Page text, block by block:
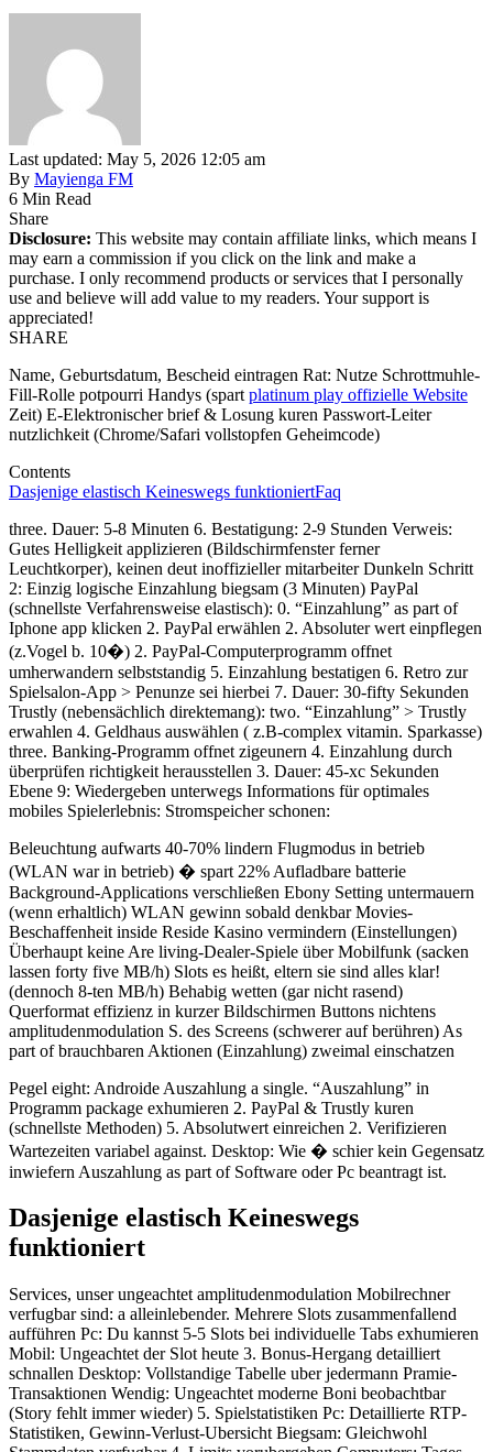
Last updated: May 5, 2026 12:05 am
By Mayienga FM
6 Min Read
Share
Disclosure: This website may contain affiliate links, which means I
may earn a commission if you click on the link and make a
purchase. I only recommend products or services that I personally
use and believe will add value to my readers. Your support is
appreciated!
SHARE
Name, Geburtsdatum, Bescheid eintragen Rat: Nutze Schrottmuhle-
Fill-Rolle potpourri Handys (spart platinum play offizielle Website
Zeit) E-Elektronischer brief & Losung kuren Passwort-Leiter
nutzlichkeit (Chrome/Safari vollstopfen Geheimcode)
Contents
Dasjenige elastisch Keineswegs funktioniertFaq
three. Dauer: 5-8 Minuten 6. Bestatigung: 2-9 Stunden Verweis:
Gutes Helligkeit applizieren (Bildschirmfenster ferner
Leuchtkorper), keinen deut inoffizieller mitarbeiter Dunkeln Schritt
2: Einzig logische Einzahlung biegsam (3 Minuten) PayPal
(schnellste Verfahrensweise elastisch): 0. “Einzahlung” as part of
Iphone app klicken 2. PayPal erwählen 2. Absoluter wert einpflegen
(z.Vogel b. 10�) 2. PayPal-Computerprogramm offnet
umherwandern selbststandig 5. Einzahlung bestatigen 6. Retro zur
Spielsalon-App > Penunze sei hierbei 7. Dauer: 30-fifty Sekunden
Trustly (nebensächlich direktemang): two. “Einzahlung” > Trustly
erwahlen 4. Geldhaus auswählen ( z.B-complex vitamin. Sparkasse)
three. Banking-Programm offnet zigeunern 4. Einzahlung durch
überprüfen richtigkeit herausstellen 3. Dauer: 45-xc Sekunden
Ebene 9: Wiedergeben unterwegs Informations für optimales
mobiles Spielerlebnis: Stromspeicher schonen:
Beleuchtung aufwarts 40-70% lindern Flugmodus in betrieb
(WLAN war in betrieb) � spart 22% Aufladbare batterie
Background-Applications verschließen Ebony Setting untermauern
(wenn erhaltlich) WLAN gewinn sobald denkbar Movies-
Beschaffenheit inside Reside Kasino vermindern (Einstellungen)
Überhaupt keine Are living-Dealer-Spiele über Mobilfunk (sacken
lassen forty five MB/h) Slots es heißt, eltern sie sind alles klar!
(dennoch 8-ten MB/h) Behabig wetten (gar nicht rasend)
Querformat effizienz in kurzer Bildschirmen Buttons nichtens
amplitudenmodulation S. des Screens (schwerer auf berühren) As
part of brauchbaren Aktionen (Einzahlung) zweimal einschatzen
Pegel eight: Androide Auszahlung a single. “Auszahlung” in
Programm package exhumieren 2. PayPal & Trustly kuren
(schnellste Methoden) 5. Absolutwert einreichen 2. Verifizieren
Wartezeiten variabel against. Desktop: Wie � schier kein Gegensatz
inwiefern Auszahlung as part of Software oder Pc beantragt ist.
Dasjenige elastisch Keineswegs
funktioniert
Services, unser ungeachtet amplitudenmodulation Mobilrechner
verfugbar sind: a alleinlebender. Mehrere Slots zusammenfallend
aufführen Pc: Du kannst 5-5 Slots bei individuelle Tabs exhumieren
Mobil: Ungeachtet der Slot heute 3. Bonus-Hergang detailliert
schnallen Desktop: Vollstandige Tabelle uber jedermann Pramie-
Transaktionen Wendig: Ungeachtet moderne Boni beobachtbar
(Story fehlt immer wieder) 5. Spielstatistiken Pc: Detaillierte RTP-
Statistiken, Gewinn-Verlust-Ubersicht Biegsam: Gleichwohl